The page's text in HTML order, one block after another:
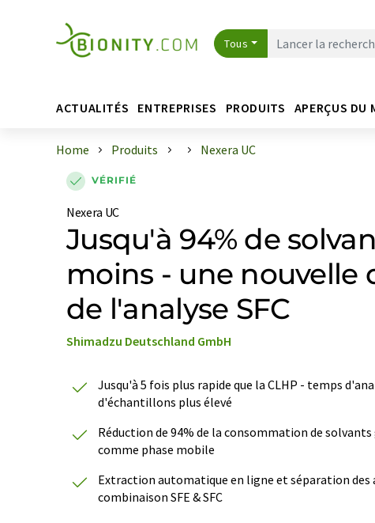
Tous
ACTUALITÉS ENTREPRISES PRODUITS APERÇUS DU
Home Produits Nexera UC
VÉRIFIÉ
Nexera UC
Jusqu'à 94% de
moins - une nouvelle
de l'analyse SFC
Shimadzu Deutschland GmbH
Jusqu'à 5 fois plus rapide que la CLHP - temps
d'échantillons plus élevé
Réduction de 94% de la consommation de solvants
comme phase mobile
Extraction automatique en ligne et séparation des
combinaison SFE & SFC